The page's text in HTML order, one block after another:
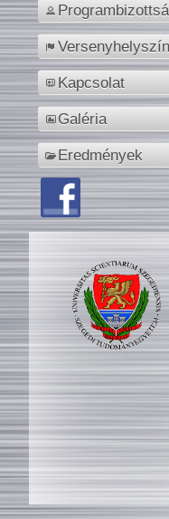
Versenyhelyszín
Kapcsolat
Galéria
Eredmények